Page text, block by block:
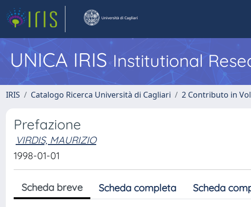
UNICA IRISInstitutional
IRIS Catalogo Ricerca Università di Cagliari 2 Contributo in
Prefazione
VIRDIS, MAURIZIO
1998-01-01
Scheda breve Scheda completa Scheda